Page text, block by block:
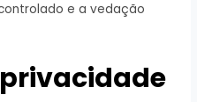
e a vedação